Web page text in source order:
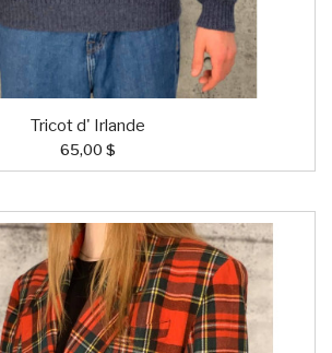
Tricot d' Irlande
65,00 $